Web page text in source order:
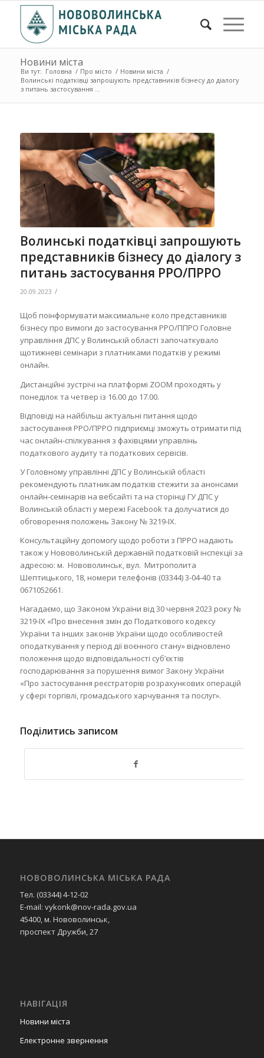
Новини міста
Ви тут: Головна / Про місто / Новини міста /
Волинські податківці запрошують представників бізнесу до діалогу
з питань застосування ...
Волинські податківці запрошують
представників бізнесу до діалогу з
питань застосування РРО/ПРРО
20.09.2023 /
Щоб поінформувати максимальне коло представників
бізнесу про вимоги до застосування РРО/ППРО Головне
управління ДПС у Волинській області започаткувало
щотижневі семінари з платниками податків у режимі
онлайн.
Дистанційні зустрічі на платформі ZOOM проходять у
понеділок та четвер із 16.00 до 17.00.
Відповіді на найбільш актуальні питання щодо
застосування РРО/ПРРО підприємці зможуть отримати під
час онлайн-спілкування з фахівцями управлінь
податкового аудиту та податкових сервісів.
У Головному управлінні ДПС у Волинській області
рекомендують платникам податків стежити за анонсами
онлайн-семінарів на вебсайті та на сторінці ГУ ДПС у
Волинській області у мережі Facebook та долучатися до
обговорення положень Закону № 3219-IX.
Консультаційну допомогу щодо роботи з ПРРО надають
також у Нововолинській державній податковій інспекції за
адресою: м. Нововолинськ, вул. Митрополита
Шептицького, 18, номери телефонів (03344) 3-04-40 та
0671052661.
Нагадаємо, що Законом України від 30 червня 2023 року №
3219-IX «Про внесення змін до Податкового кодексу
України та інших законів України щодо особливостей
оподаткування у період дії воєнного стану» відновлено
положення щодо відповідальності суб’єктів
господарювання за порушення вимог Закону України
«Про застосування реєстраторів розрахункових операцій
у сфері торгівлі, громадського харчування та послуг».
Поділитись записом
НОВОВОЛИНСЬКА МІСЬКА РАДА
Тел. (03344) 4-12-02
E-mail: vykonk@nov-rada.gov.ua
45400, м. Нововолинськ,
проспект Дружби, 27
НАВІГАЦІЯ
Новини міста
Електронне звернення